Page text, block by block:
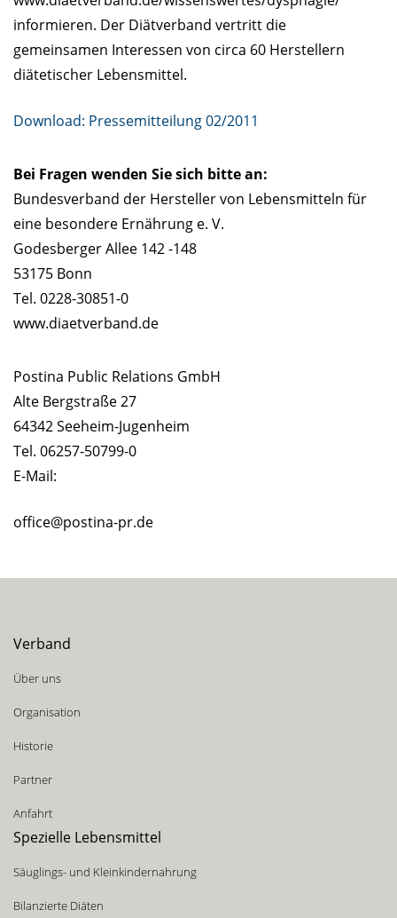
informieren. Der Diätverband vertritt die
gemeinsamen Interessen von circa 60 Herstellern
diätetischer Lebensmittel.
Download: Pressemitteilung 02/2011
Bei Fragen wenden Sie sich bitte an:
Bundesverband der Hersteller von Lebensmitteln für
eine besondere Ernährung e. V.
Godesberger Allee 142 -148
53175 Bonn
Tel. 0228-30851-0
www.diaetverband.de
Postina Public Relations GmbH
Alte Bergstraße 27
64342 Seeheim-Jugenheim
Tel. 06257-50799-0
E-Mail:
office@postina-pr.de
Verband
Über uns
Organisation
Historie
Partner
Anfahrt
Spezielle Lebensmittel
Säuglings- und Kleinkindernahrung
Bilanzierte Diäten